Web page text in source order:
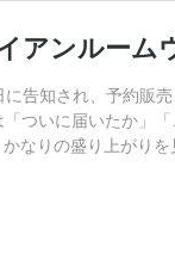
アンルー
告知され、予約販
ついに届いたか」「
なりの盛り上がり